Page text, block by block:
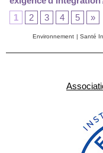
1
2 3 4 5 »
Environnement | Santé